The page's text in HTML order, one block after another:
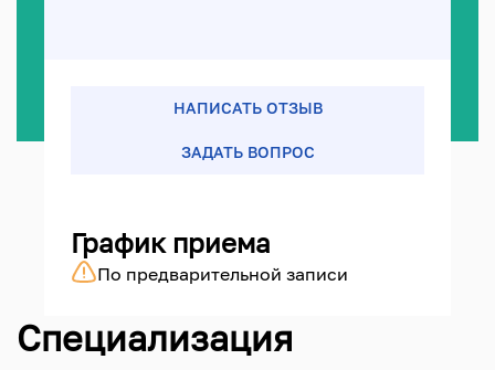
НАПИСАТЬ ОТЗЫВ
ЗАДАТЬ ВОПРОС
График приема
По предварительной записи
Специализация